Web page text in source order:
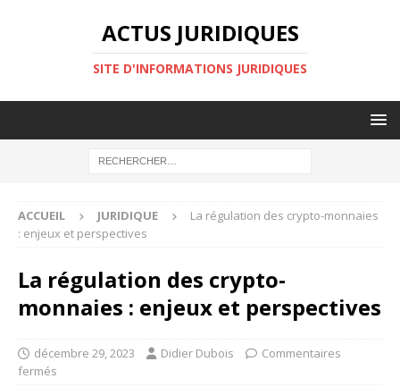
ACTUS JURIDIQUES
SITE D'INFORMATIONS JURIDIQUES
ACCUEIL JURIDIQUE
La régulation des crypto-monnaies
: enjeux et perspectives
La régulation des crypto-
monnaies : enjeux et perspectives
décembre 29, 2023 Didier Dubois
Commentaires
fermés